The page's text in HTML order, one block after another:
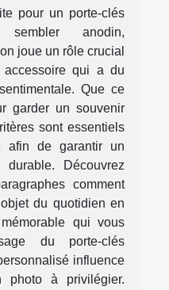
pour un porte-clés
sembler anodin,
joue un rôle crucial
accessoire qui a du
Que ce
garder un souvenir
sont essentiels
afin de garantir un
Découvrez
comment
du quotidien en
qui vous
du porte-clés
influence
photo à privilégier.